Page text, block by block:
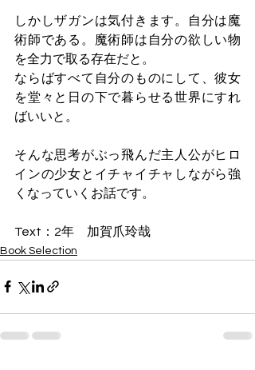
しかしザガンは気付きます。自分は魔
術師である。魔術師は自分の欲しい物
を全力で取る存在だと。
ならばすべて自分のものにして、彼女
を堂々と日の下で暮らせる世界にすれ
ばいいと。
そんな思考がぶっ飛んだ主人公がヒロ
インの少女とイチャイチャしながら強
くなっていくお話です。
Text：2年　加賀爪玲哉
Book Selection